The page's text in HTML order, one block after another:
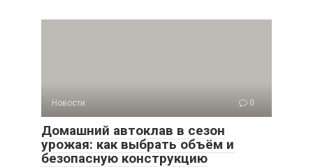
Новости 0
Домашний автоклав в сезон
урожая: как выбрать объём и
безопасную конструкцию